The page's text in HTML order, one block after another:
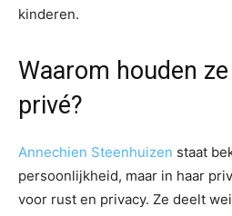
kinderen.
Waarom houden
privé?
Annechien Steenhuizen staat
persoonlijkheid, maar in haar
voor rust en privacy. Ze deelt